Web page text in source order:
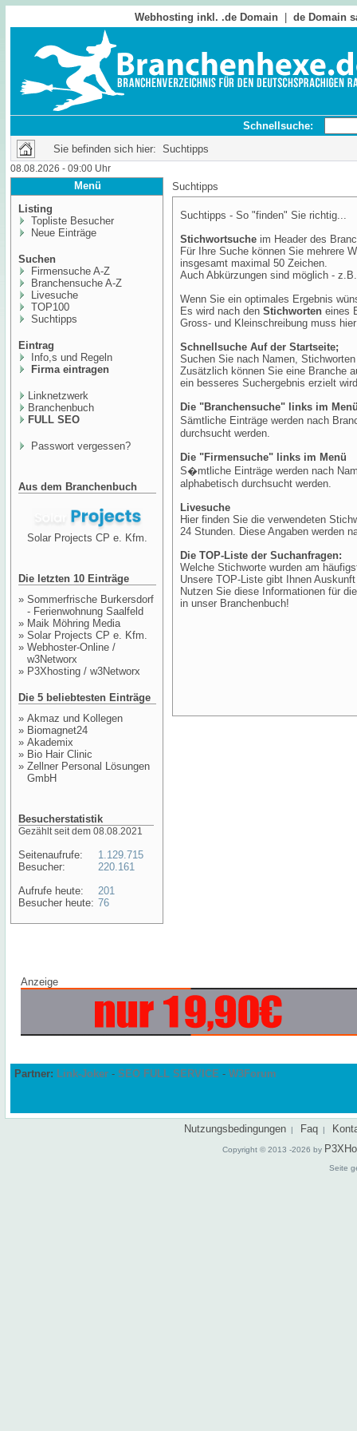
Webhosting inkl. .de Domain de Domain
Schnellsuche:
Sie befinden sich hier: Suchtipps
08.08.2026 - 09:00 Uhr
Menü
Listing
Topliste Besucher
Neue Einträge
Suchen
Firmensuche A-Z
Branchensuche A-Z
Livesuche
TOP100
Suchtipps
Eintrag
Info,s und Regeln
Firma eintragen
Linknetzwerk
Branchenbuch
FULL SEO
Passwort vergessen?
Aus dem Branchenbuch
Solar Projects CP e. Kfm.
Die letzten 10 Einträge
» Sommerfrische Burkersdorf
- Ferienwohnung Saalfeld
» Maik Möhring Media
» Solar Projects CP e. Kfm.
» Webhoster-Online /
w3Networx
» P3Xhosting / w3Networx
Die 5 beliebtesten Einträge
» Akmaz und Kollegen
» Biomagnet24
» Akademix
» Bio Hair Clinic
» Zellner Personal Lösungen
GmbH
Besucherstatistik
Gezählt seit dem 08.08.2021
Seitenaufrufe:
Besucher:
Aufrufe heute:
Besucher heute:
1.129.715
220.161
201
76
Suchtipps
Suchtipps - So "finden" Sie richtig...
Stichwortsuche im Header des
Für Ihre Suche können Sie mehrere
insgesamt maximal 50 Zeichen.
Auch Abkürzungen sind möglich -
Wenn Sie ein optimales Ergebnis
Es wird nach den Stichworten eines
Gross- und Kleinschreibung muss
Schnellsuche Auf der Startseite;
Suchen Sie nach Namen,
Zusätzlich können Sie eine Branche
ein besseres Suchergebnis erzielt
Die "Branchensuche" links im
Sämtliche Einträge werden nach
durchsucht werden.
Die "Firmensuche" links im Menü
S�mtliche Einträge werden nach
alphabetisch durchsucht werden.
Livesuche
Hier finden Sie die verwendeten
24 Stunden. Diese Angaben werden
Die TOP-Liste der Suchanfragen:
Welche Stichworte wurden am
Unsere TOP-Liste gibt Ihnen
Nutzen Sie diese Informationen für
in unser Branchenbuch!
Anzeige
Partner: Link-Joker - SEO FULL SERVICE - W3Forum
Nutzungsbedingungen | Faq |
Copyright © 2013 -2026 by
Seite